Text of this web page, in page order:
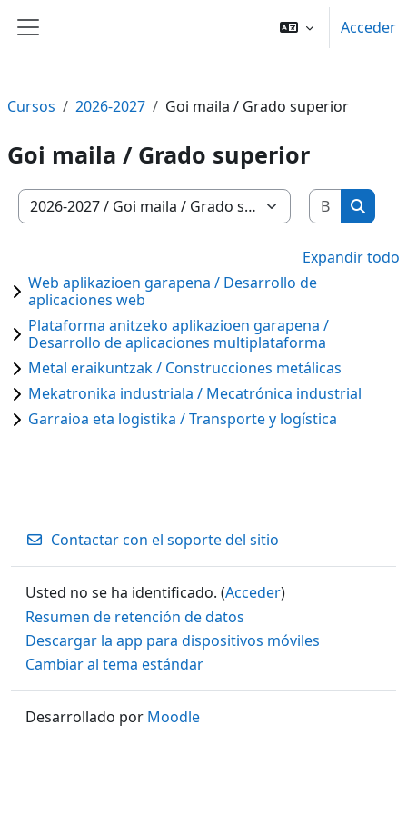
Panel lateral
Acceder
Cursos 2026-2027 Goi maila / Grado superior
Goi maila / Grado superior
Categorías
Buscar
Expandir todo
Web aplikazioen garapena / Desarrollo de
aplicaciones web
Plataforma anitzeko aplikazioen garapena /
Desarrollo de aplicaciones multiplataforma
Metal eraikuntzak / Construcciones metálicas
Mekatronika industriala / Mecatrónica industrial
Garraioa eta logistika / Transporte y logística
Contactar con el soporte del sitio
Usted no se ha identificado. (Acceder)
Resumen de retención de datos
Descargar la app para dispositivos móviles
Cambiar al tema estándar
Desarrollado por Moodle